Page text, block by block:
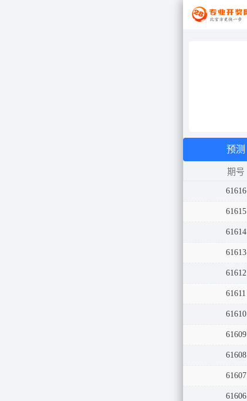
预测
期号
61616
61615
61614
61613
61612
61611
61610
61609
61608
61607
61606